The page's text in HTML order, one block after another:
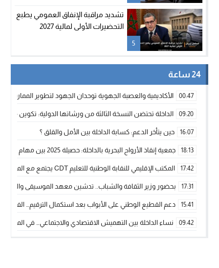
5
تشديد مراقبة الإنفاق العمومي يطبع
التحضيرات الأولى لمالية 2027
24 ساعة
00:47 الأكاديمية والعصبة الجهوية توحدان الجهود لتطوير الممارسة
09:20 الداخلة تحتضن النسخة الثالثة من ورشاتها الدولية: تكوين
16:07 حين يتأخر الدعم: كسابة الداخلة بين الأمل والقلق ؟
18:13 جمعية إنقاذ الأرواح البحرية بالداخلة: حصيلة 2025 بين مهام الإنقاذ ومشروع “دار البحار”
17:42 المكتب الإقليمي للنقابة الوطنية للتعليم CDT يجتمع مع المدير الإقليمي لمناقشة ملفات جوهرية لنساء ورجال التعليم
17:31 بحضور وزير الثقافة والشباب.. تدشين معهد الموسيقى والفنون
15:41 دعم القطيع الوطني على الأبواب بعد استكمال الترقيم…
09:42 نساء الداخلة بين التهميش الاقتصادي والاجتماعي… في المؤسسات